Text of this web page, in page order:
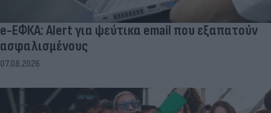
e-ΕΦΚΑ: Alert για ψεύτικα email που εξαπατούν
ασφαλισμένους
07.08.2026